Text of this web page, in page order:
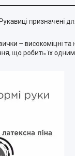
призначені
– високоміцні та
що робить їх